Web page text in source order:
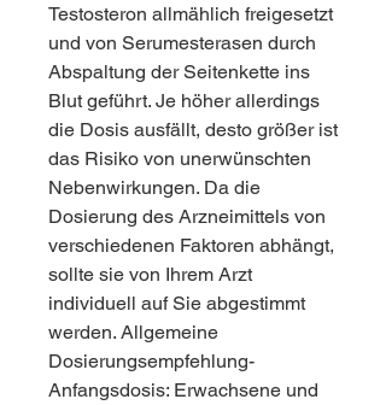
Testosteron allmählich freigesetzt
und von Serumesterasen durch
Abspaltung der Seitenkette ins
Blut geführt. Je höher allerdings
die Dosis ausfällt, desto größer ist
das Risiko von unerwünschten
Nebenwirkungen. Da die
Dosierung des Arzneimittels von
verschiedenen Faktoren abhängt,
sollte sie von Ihrem Arzt
individuell auf Sie abgestimmt
werden. Allgemeine
Dosierungsempfehlung-
Anfangsdosis: Erwachsene und